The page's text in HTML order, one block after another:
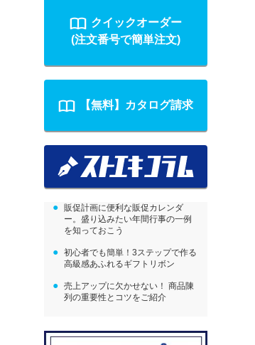
クイックオーダー
(注文番号で簡単注文)
【無料】カタログ請求
販促計画に便利な販促カレンダ
ー。盛り込みたい年間行事の一例
を知っておこう
初心者でも簡単！3ステップで作る
高級感あふれるギフトリボン
売上アップに欠かせない！ 商品陳
列の重要性とコツをご紹介